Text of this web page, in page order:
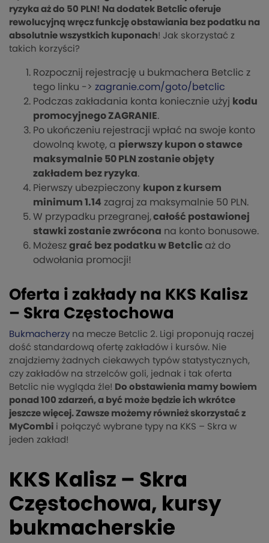
ryzyka aż do 50 PLN! Na dodatek Betclic oferuje
rewolucyjną wręcz funkcję obstawiania bez podatku na
absolutnie wszystkich kuponach! Jak skorzystać z
takich korzyści?
Rozpocznij rejestrację u bukmachera Betclic z
tego linku -> zagranie.com/goto/betclic
Podczas zakładania konta koniecznie użyj kodu
promocyjnego ZAGRANIE.
Po ukończeniu rejestracji wpłać na swoje konto
dowolną kwotę, a pierwszy kupon o stawce
maksymalnie 50 PLN zostanie objęty
zakładem bez ryzyka.
Pierwszy ubezpieczony kupon z kursem
minimum 1.14 zagraj za maksymalnie 50 PLN.
W przypadku przegranej,całość postawionej
stawki zostanie zwrócona na konto bonusowe.
Możesz grać bez podatku w Betclic aż do
odwołania promocji!
Oferta i zakłady na KKS Kalisz
– Skra Częstochowa
Bukmacherzy na mecze Betclic 2. Ligi proponują raczej
dość standardową ofertę zakładów i kursów. Nie
znajdziemy żadnych ciekawych typów statystycznych,
czy zakładów na strzelców goli, jednak i tak oferta
Betclic nie wygląda źle! Do obstawienia mamy bowiem
ponad 100 zdarzeń, a być może będzie ich wkrótce
jeszcze więcej. Zawsze możemy również skorzystać z
MyCombi i połączyć wybrane typy na KKS – Skra w
jeden zakład!
KKS Kalisz – Skra
Częstochowa, kursy
bukmacherskie